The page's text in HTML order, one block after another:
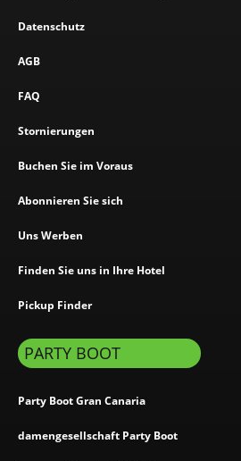
Datenschutz
AGB
FAQ
Stornierungen
Buchen Sie im Voraus
Abonnieren Sie sich
Uns Werben
Finden Sie uns in Ihre Hotel
Pickup Finder
PARTY BOOT
Party Boot Gran Canaria
damengesellschaft Party Boot